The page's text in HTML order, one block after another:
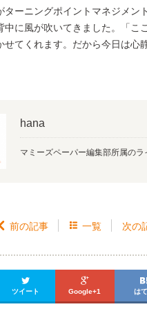
ターニングポイントマネジメン
中に風が吹いてきました。「こ
せてくれます。だから今日は心
hana
マミーズペーパー編集部所属のラ
前の記事  一覧 次の

ツイート

Google+1

は